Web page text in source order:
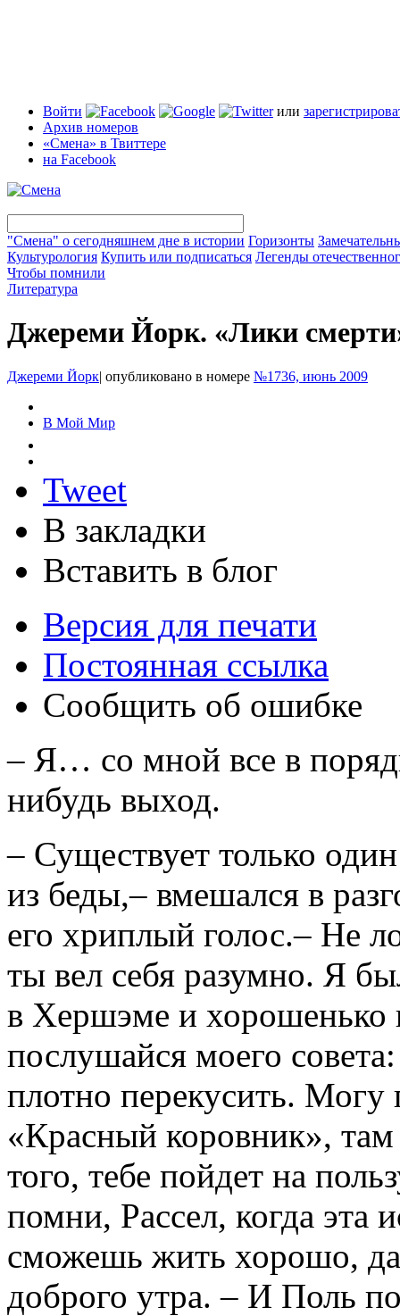
Войти или
Архив номеров
«Смена» в Твиттере
на Facebook
"Смена" о сегодняшнем дне в истории Горизонты
Культурология Купить или подписаться Легенды
Чтобы помнили
Литература
Джереми Йорк. «Лики
Джереми Йорк| опубликовано в номере №1736, июнь 2009
В Мой Мир
Tweet
В закладки
Вставить в блог
Версия для печати
Постоянная ссылка
Сообщить об ошибке
– Я… со мной все в
нибудь выход.
– Существует только
из беды,– вмешался в
его хриплый голос.– Не
ты вел себя разумно. Я
в Хершэме и хорошенько
послушайся моего
плотно перекусить. Могу
«Красный коровник»,
того, тебе пойдет на
помни, Рассел, когда эта
сможешь жить хорошо,
доброго утра. – И Поль